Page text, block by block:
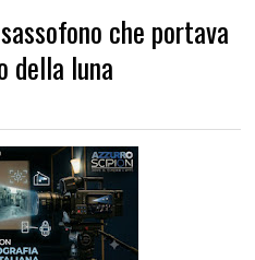
che portava
della luna